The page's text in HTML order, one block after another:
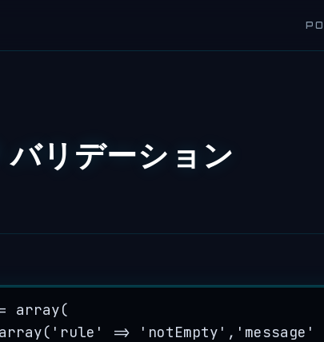
リデーション
= array(
array( ' rule ' => ' notEmpty ' , ' message '